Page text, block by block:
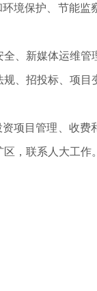
境保护、节能监
、新媒体运维
、招投标、项
项目管理、收费
，联系人大工作。